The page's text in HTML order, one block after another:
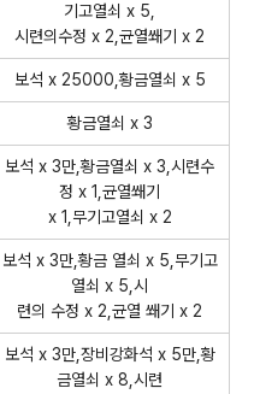
기고열쇠 x 5,
시련의수정 x 2,균열쐐기 x 2
보석 x 25000,황금열쇠 x 5
황금열쇠 x 3
보석 x 3만,황금열쇠 x 3,시련수
정 x 1,균열쐐기
x 1,무기고열쇠 x 2
보석 x 3만,황금 열쇠 x 5,무기고
열쇠 x 5,시
련의 수정 x 2,균열 쐐기 x 2
보석 x 3만,장비강화석 x 5만,황
금열쇠 x 8,시련